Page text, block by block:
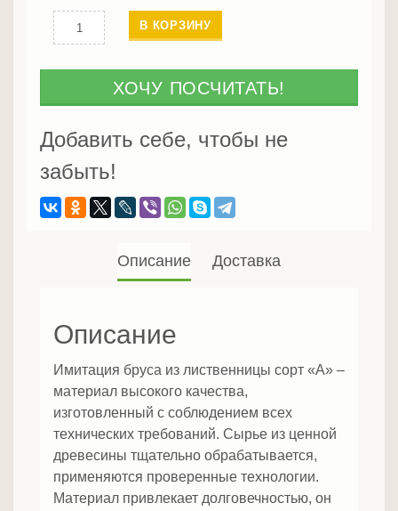
Количество
Имитация
лиственницы
AB
В КОРЗИНУ
ХОЧУ ПОСЧИТАТЬ!
Добавить себе, чтобы не
забыть!
Описание Доставка
Описание
Имитация бруса из лиственницы сорт «А» –
материал высокого качества,
изготовленный с соблюдением всех
технических требований. Сырье из ценной
древесины тщательно обрабатывается,
применяются проверенные технологии.
Материал привлекает долговечностью, он